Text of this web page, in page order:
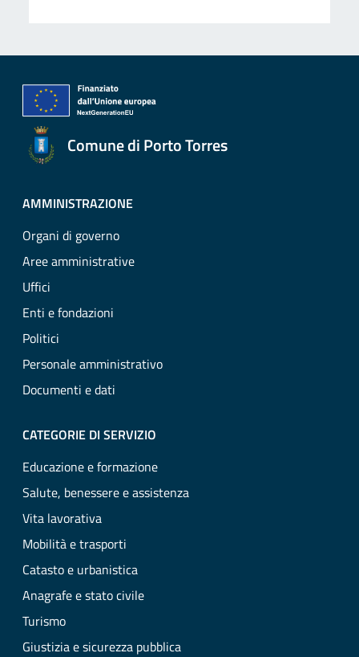
Comune di Porto Torres
AMMINISTRAZIONE
Organi di governo
Aree amministrative
Uffici
Enti e fondazioni
Politici
Personale amministrativo
Documenti e dati
CATEGORIE DI SERVIZIO
Educazione e formazione
Salute, benessere e assistenza
Vita lavorativa
Mobilità e trasporti
Catasto e urbanistica
Anagrafe e stato civile
Turismo
Giustizia e sicurezza pubblica